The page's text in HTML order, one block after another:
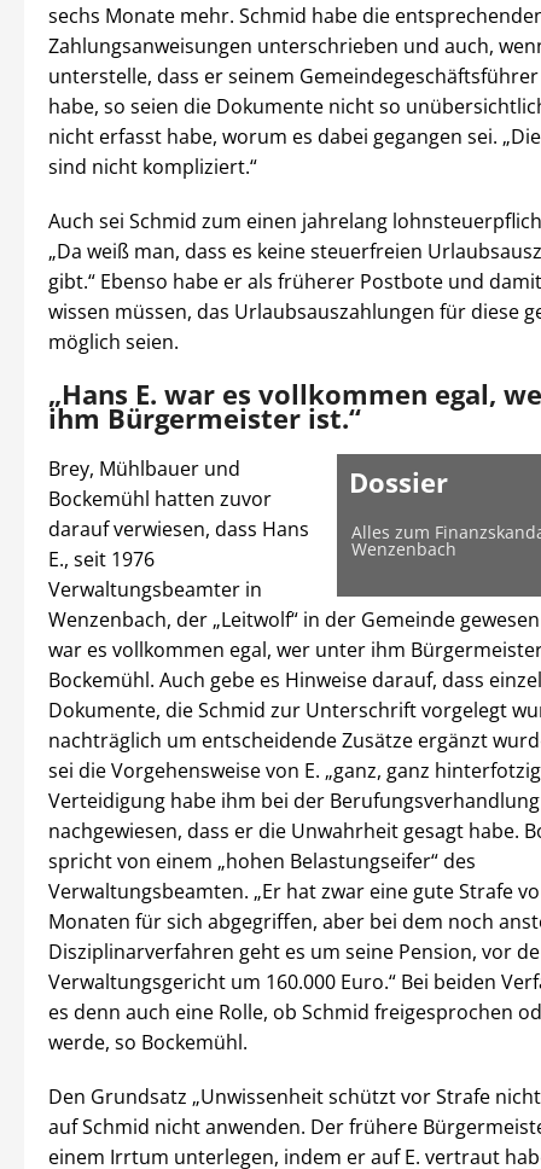
sechs Monate mehr. Schmid habe die
Zahlungsanweisungen unterschrieben und auch,
unterstelle, dass er seinem
habe, so seien die Dokumente nicht so
nicht erfasst habe, worum es dabei gegangen sei.
sind nicht kompliziert.“
Auch sei Schmid zum einen jahrelang
„Da weiß man, dass es keine steuerfreien
gibt.“ Ebenso habe er als früherer Postbote und
wissen müssen, das Urlaubsauszahlungen für diese
möglich seien.
„Hans E. war es vollkommen egal,
ihm Bürgermeister ist.“
Dossier
Alles zum
Wenzenbach
Brey, Mühlbauer und
Bockemühl hatten zuvor
darauf verwiesen, dass Hans
E., seit 1976
Verwaltungsbeamter in
Wenzenbach, der „Leitwolf“ in der Gemeinde gewesen
war es vollkommen egal, wer unter ihm
Bockemühl. Auch gebe es Hinweise darauf, dass
Dokumente, die Schmid zur Unterschrift vorgelegt
nachträglich um entscheidende Zusätze ergänzt
sei die Vorgehensweise von E. „ganz, ganz
Verteidigung habe ihm bei der
nachgewiesen, dass er die Unwahrheit gesagt habe.
spricht von einem „hohen Belastungseifer“ des
Verwaltungsbeamten. „Er hat zwar eine gute Strafe
Monaten für sich abgegriffen, aber bei dem noch
Disziplinarverfahren geht es um seine Pension, vor
Verwaltungsgericht um 160.000 Euro.“ Bei beiden
es denn auch eine Rolle, ob Schmid freigesprochen
werde, so Bockemühl.
Den Grundsatz „Unwissenheit schützt vor Strafe
auf Schmid nicht anwenden. Der frühere
einem Irrtum unterlegen, indem er auf E. vertraut